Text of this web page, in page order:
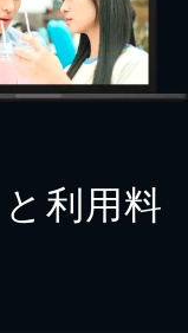
利用料